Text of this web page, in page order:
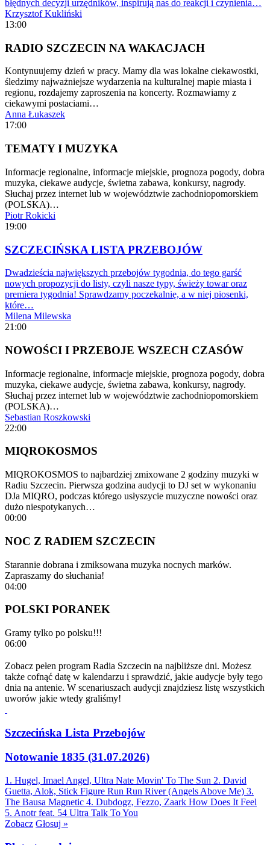
błędnych decyzji urzędników, inspirują nas do reakcji i czynienia…
Krzysztof Kukliński
13:00
RADIO SZCZECIN NA WAKACJACH
Kontynuujemy dzień w pracy. Mamy dla was lokalne ciekawostki,
śledzimy najważniejsze wydarzenia na kulturalnej mapie miasta i
regionu, rozdajemy zaproszenia na koncerty. Rozmawiamy z
ciekawymi postaciami…
Anna Łukaszek
17:00
TEMATY I MUZYKA
Informacje regionalne, informacje miejskie, prognoza pogody, dobra
muzyka, ciekawe audycje, świetna zabawa, konkursy, nagrody.
Słuchaj przez internet lub w województwie zachodniopomorskiem
(POLSKA)…
Piotr Rokicki
19:00
SZCZECIŃSKA LISTA PRZEBOJÓW
Dwadzieścia największych przebojów tygodnia, do tego garść
nowych propozycji do listy, czyli nasze typy, świeży towar oraz
premiera tygodnia! Sprawdzamy poczekalnię, a w niej piosenki,
które…
Milena Milewska
21:00
NOWOŚCI I PRZEBOJE WSZECH CZASÓW
Informacje regionalne, informacje miejskie, prognoza pogody, dobra
muzyka, ciekawe audycje, świetna zabawa, konkursy, nagrody.
Słuchaj przez internet lub w województwie zachodniopomorskiem
(POLSKA)…
Sebastian Roszkowski
22:00
MIQROKOSMOS
MIQROKOSMOS to najbardziej zmixowane 2 godziny muzyki w
Radiu Szczecin. Pierwsza godzina audycji to DJ set w wykonaniu
DJa MIQRO, podczas którego usłyszycie muzyczne nowości oraz
dużo niespotykanych…
00:00
NOC Z RADIEM SZCZECIN
Starannie dobrana i zmiksowana muzyka nocnych marków.
Zapraszamy do słuchania!
04:00
POLSKI PORANEK
Gramy tylko po polsku!!!
06:00
Zobacz pełen program Radia Szczecin na najbliższe dni. Możesz
także cofnąć datę w kalendarzu i sprawdzić, jakie audycje były tego
dnia na antenie. W scenariuszach audycji znajdziesz listę wszystkich
uworów jakie wtedy graliśmy!
Szczecińska Lista Przebojów
Notowanie 1835 (31.07.2026)
1. Hugel, Imael Angel, Ultra Nate Movin' To The Sun 2. David
Guetta, Alok, Stick Figure Run Run River (Angels Above Me) 3.
The Bausa Magnetic 4. Dubdogz, Fezzo, Zaark How Does It Feel
5. Anotr feat. 54 Ultra Talk To You
Zobacz Głosuj »